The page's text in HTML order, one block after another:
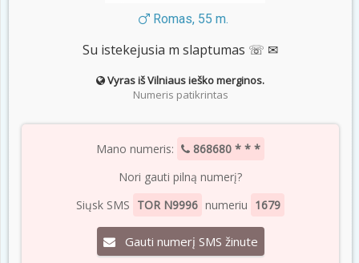
Romas, 55 m.
Su istekejusia m slaptumas ☏ ✉
Vyras iš Vilniaus ieško merginos.
Numeris patikrintas
Mano numeris:
868680 * * *
Nori gauti pilną numerį?
Siųsk SMS TOR N9996 numeriu 1679
Gauti numerį SMS žinute